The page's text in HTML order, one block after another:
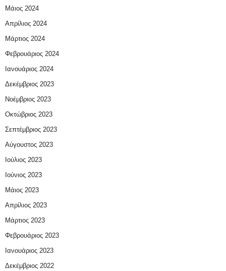
Μάιος 2024
Απρίλιος 2024
Μάρτιος 2024
Φεβρουάριος 2024
Ιανουάριος 2024
Δεκέμβριος 2023
Νοέμβριος 2023
Οκτώβριος 2023
Σεπτέμβριος 2023
Αύγουστος 2023
Ιούλιος 2023
Ιούνιος 2023
Μάιος 2023
Απρίλιος 2023
Μάρτιος 2023
Φεβρουάριος 2023
Ιανουάριος 2023
Δεκέμβριος 2022